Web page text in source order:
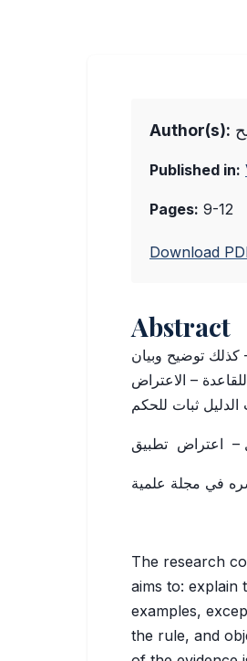
Author(s):
Published in:
Pages: 9-12
Download
Abstract
توضيح وبيان
– الاعتراض
The research
aims to: explain
examples,
the rule, and